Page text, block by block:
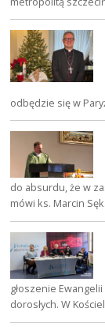
odbędzie się w
do absurdu, że w
mówi ks. Marcin
głoszenie
dorosłych. W